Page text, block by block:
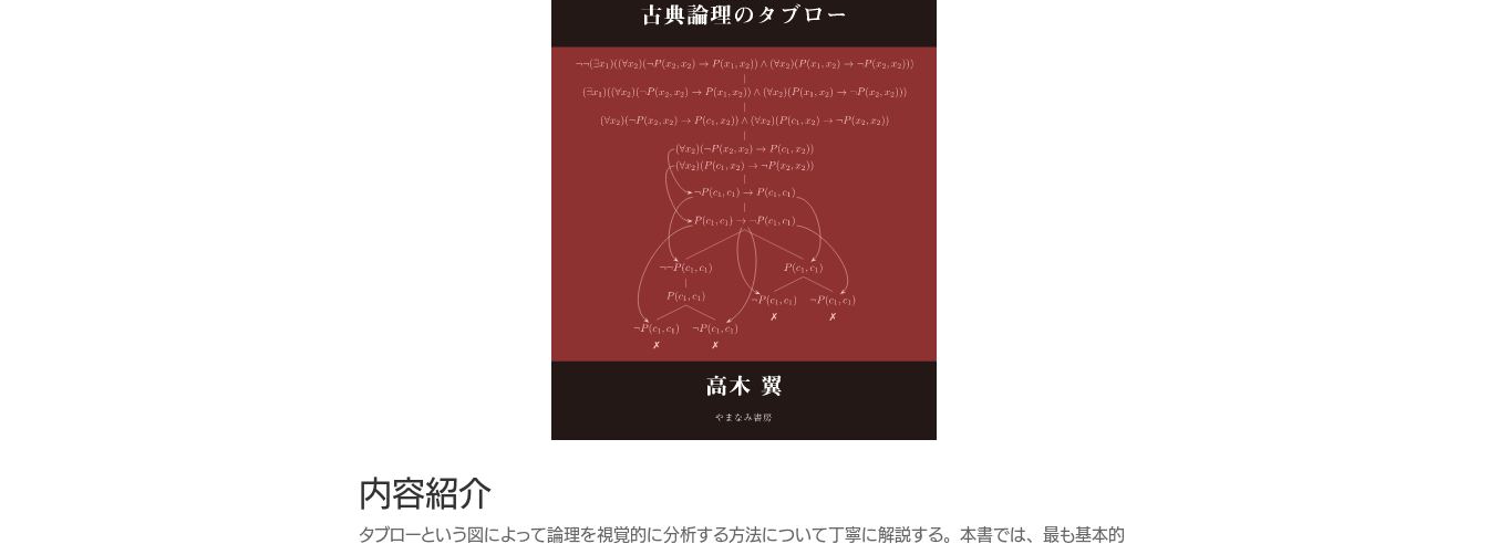
内容紹介
タブローという図によって論理を視覚的に分析する方法について丁寧に解説する。本書では、最も基本的